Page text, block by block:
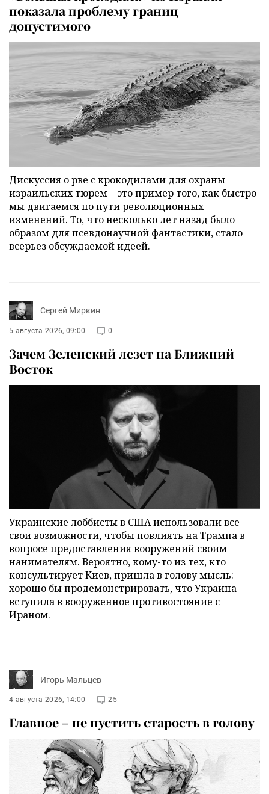
показала проблему границ
допустимого
Дискуссия о рве с крокодилами для охраны
израильских тюрем – это пример того, как быстро
мы двигаемся по пути революционных
изменений. То, что несколько лет назад было
образом для псевдонаучной фантастики, стало
всерьез обсуждаемой идеей.
Сергей Миркин
5 августа 2026, 09:00 0
Зачем Зеленский лезет на Ближний
Восток
Украинские лоббисты в США использовали все
свои возможности, чтобы повлиять на Трампа в
вопросе предоставления вооружений своим
нанимателям. Вероятно, кому-то из тех, кто
консультирует Киев, пришла в голову мысль:
хорошо бы продемонстрировать, что Украина
вступила в вооруженное противостояние с
Ираном.
Игорь Мальцев
4 августа 2026, 14:00 25
Главное – не пустить старость в голову